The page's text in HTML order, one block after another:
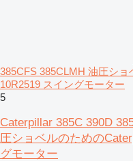
385CFS 385CLMH 油圧ショ
10R2519 スイングモーター
5
Caterpillar 385C 390D
圧ショベルのための
グモーター